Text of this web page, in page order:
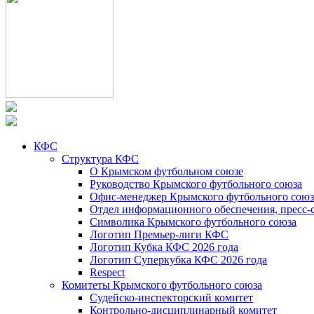
КФС
Структура КФС
О Крымском футбольном союзе
Руководство Крымского футбольного союза
Офис-менеджер Крымского футбольного
Отдел информационного обеспечения, пресс-
Символика Крымского футбольного союза
Логотип Премьер-лиги КФС
Логотип Кубка КФС 2026 года
Логотип Суперкубка КФС 2026 года
Respect
Комитеты Крымского футбольного союза
Судейско-инспекторский комитет
Контрольно-дисциплинарный комитет